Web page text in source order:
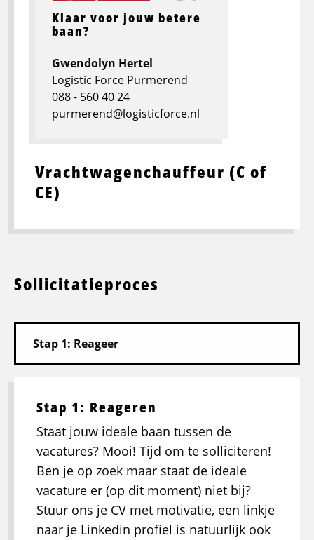
Vrachtwagenchauffeur (C of
CE)
Klaar voor jouw betere
baan?
Gwendolyn Hertel
Logistic Force Purmerend
088 - 560 40 24
purmerend@logisticforce.nl
Sollicitatieproces
Stap 1: Reageren
Staat jouw ideale baan tussen de
vacatures? Mooi! Tijd om te solliciteren!
Ben je op zoek maar staat de ideale
vacature er (op dit moment) niet bij?
Stuur ons je CV met motivatie, een linkje
naar je Linkedin profiel is natuurlijk ook